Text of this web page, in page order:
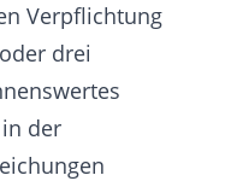
Verpflichtung
drei
der